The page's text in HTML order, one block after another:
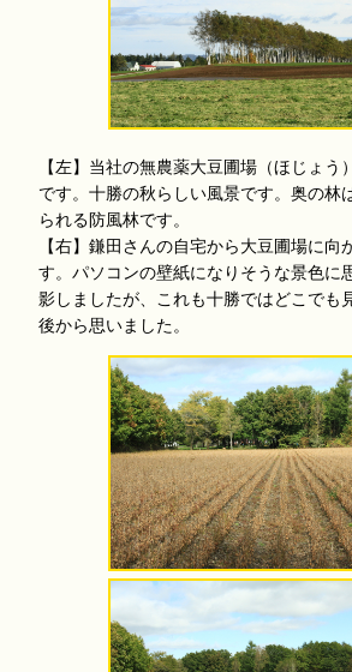
【左】当社の無農薬大豆圃場（ほじょう
です。十勝の秋らしい風景です。奥の林
られる防風林です。
【右】鎌田さんの自宅から大豆圃場に向
す。パソコンの壁紙になりそうな景色に
影しましたが、これも十勝ではどこでも
後から思いました。